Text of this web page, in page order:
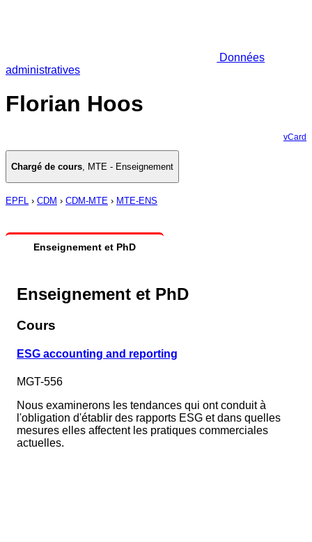
Données
administratives
Florian Hoos
vCard
Chargé de cours, MTE - Enseignement
EPFL › CDM › CDM-MTE › MTE-ENS
Enseignement et PhD
Enseignement et PhD
Cours
ESG accounting and reporting
MGT-556
Nous examinerons les tendances qui ont conduit à
l'obligation d'établir des rapports ESG et dans quelles
mesures elles affectent les pratiques commerciales
actuelles.